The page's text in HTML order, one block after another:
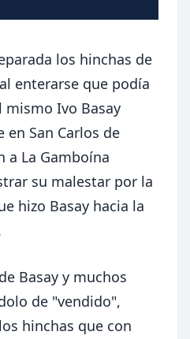
los hinchas de
enterarse que podía
mismo Ivo Basay
San Carlos de
a La Gamboína
su malestar por la
hizo Basay hacia la
Basay y muchos
de "vendido",
hinchas que con